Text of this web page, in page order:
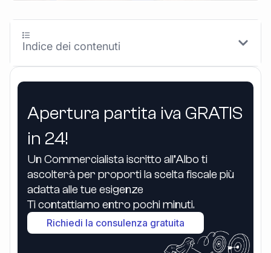
Apertura partita iva GRATIS
in 24!
Un Commercialista iscritto all’Albo ti
ascolterà per proporti la scelta fiscale più
adatta alle tue esigenze
Ti contattiamo entro pochi minuti.
Richiedi la consulenza gratuita
Indice dei contenuti